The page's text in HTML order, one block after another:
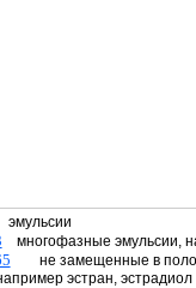
эмульсии
многофазные эмульсии,
не замещенные в
эстран, эстрадиол